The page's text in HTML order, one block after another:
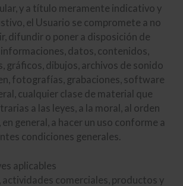
y a título meramente indicativo y
el Usuario se compromete a no
difundir o poner a disposición de
datos, contenidos,
gráficos, dibujos, archivos de sonido
fotografías, grabaciones, software
cualquier clase de material que
a las leyes, a la moral, al orden
en general, a hacer un uso conforme a
condiciones generales.
aplicables
actividades comerciales, productos y